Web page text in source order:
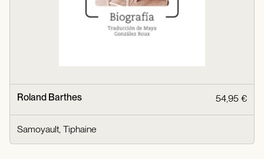
Roland Barthes 54,95 €
Samoyault, Tiphaine